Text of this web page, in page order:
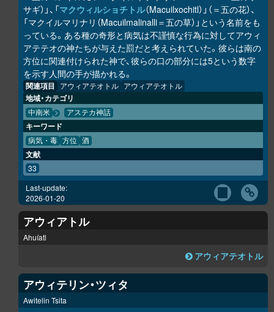
サギ）」、「マクウィルショチトル（Macuilxochitl）」（＝五の花）、
「マクイルマリナリ（Macuilmalinalli＝五の草）」という名前をも
っている。ある種の奇形と病気は不謹慎な行為に対してアウィ
アテテオの神たちが与えた罰だと考えられていた。彼らは南の
方位に関連付けられた神で、彼らの口の部分には5という数字
を示す人間の手が描かれる。
関連項目 アウィアテオトル アウィアテオトル
地域・カテゴリ
中南米 アステカ神話
キーワード
病気・毒 方位 酒
文献
33
Last-update:
2026-01-20
アウィアトル
Ahuíatl
アウィアテオトル
アウィテリン・ツィタ
Awitelin Tsita